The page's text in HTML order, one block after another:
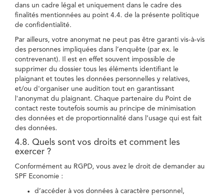
dans un cadre légal et uniquement dans le cadre des
finalités mentionnées au point 4.4. de la présente politique
de confidentialité.
Par ailleurs, votre anonymat ne peut pas être garanti vis-à-vis
des personnes impliquées dans l’enquête (par ex. le
contrevenant). Il est en effet souvent impossible de
supprimer du dossier tous les éléments identifiant le
plaignant et toutes les données personnelles y relatives,
et/ou d'organiser une audition tout en garantissant
l'anonymat du plaignant. Chaque partenaire du Point de
contact reste toutefois soumis au principe de minimisation
des données et de proportionnalité dans l’usage qui est fait
des données.
4.8. Quels sont vos droits et comment les
exercer ?
Conformément au RGPD, vous avez le droit de demander au
SPF Economie :
d’accéder à vos données à caractère personnel,